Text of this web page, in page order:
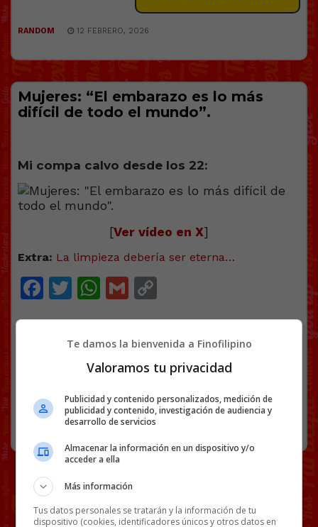
RANDOM 12 FEBRERO, 2026
Mujeres: “El embarazo es lo más
difícil de todo el mundo”.
Mi compa calvo desde los 22:
[Ver vídeo en X]
Extra: La limpieza debería ser eterna…
Facebook
Twitter
WhatsApp
Gmail
12 FEBRERO, 2026
Te damos la bienvenida a Finofilipino
Valoramos tu privacidad
Publicidad y contenido personalizados, medición de
publicidad y contenido, investigación de audiencia y
desarrollo de servicios
Almacenar la información en un dispositivo y/o
acceder a ella
Más información
Tus datos personales se tratarán y la información de tu
dispositivo (cookies, identificadores únicos y otros datos en